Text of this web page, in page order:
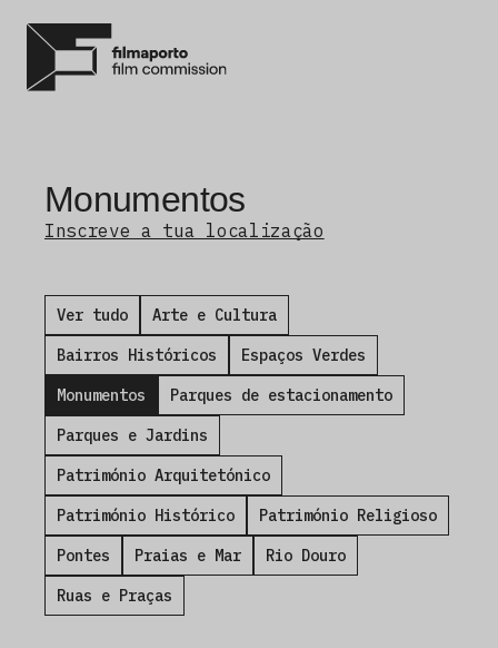
Monumentos
Inscreve a tua localização
Ver tudo
Arte e Cultura
Bairros Históricos
Espaços Verdes
Monumentos
Parques de estacionamento
Parques e Jardins
Património Arquitetónico
Património Histórico
Património Religioso
Pontes
Praias e Mar
Rio Douro
Ruas e Praças